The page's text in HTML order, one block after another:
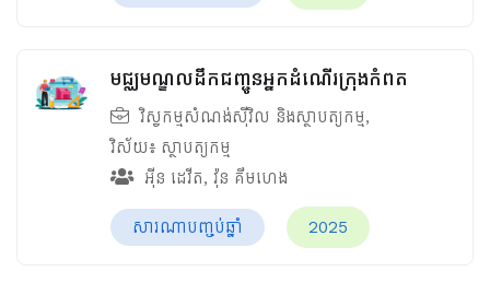
មជ្ឈមណ្ឌលដឹកជញ្ជូនអ្នកដំណើរក្រុងកំពត
វិស្វកម្មសំណង់ស៊ីវិល និងស្ថាបត្យកម្ម,
វិស័យ៖ ស្ថាបត្យកម្ម
អ៊ីន ដេវីត, វ៉ុន គឹមហេង
សារណាបញ្ចប់ឆ្នាំ 2025